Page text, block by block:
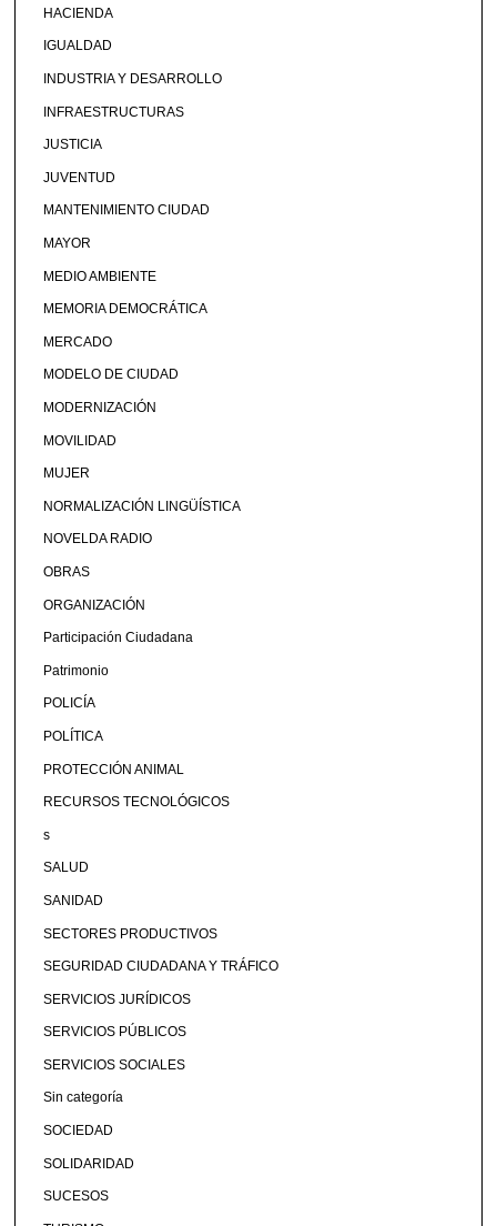
HACIENDA
IGUALDAD
INDUSTRIA Y DESARROLLO
INFRAESTRUCTURAS
JUSTICIA
JUVENTUD
MANTENIMIENTO CIUDAD
MAYOR
MEDIO AMBIENTE
MEMORIA DEMOCRÁTICA
MERCADO
MODELO DE CIUDAD
MODERNIZACIÓN
MOVILIDAD
MUJER
NORMALIZACIÓN LINGÜÍSTICA
NOVELDA RADIO
OBRAS
ORGANIZACIÓN
Participación Ciudadana
Patrimonio
POLICÍA
POLÍTICA
PROTECCIÓN ANIMAL
RECURSOS TECNOLÓGICOS
s
SALUD
SANIDAD
SECTORES PRODUCTIVOS
SEGURIDAD CIUDADANA Y TRÁFICO
SERVICIOS JURÍDICOS
SERVICIOS PÚBLICOS
SERVICIOS SOCIALES
Sin categoría
SOCIEDAD
SOLIDARIDAD
SUCESOS